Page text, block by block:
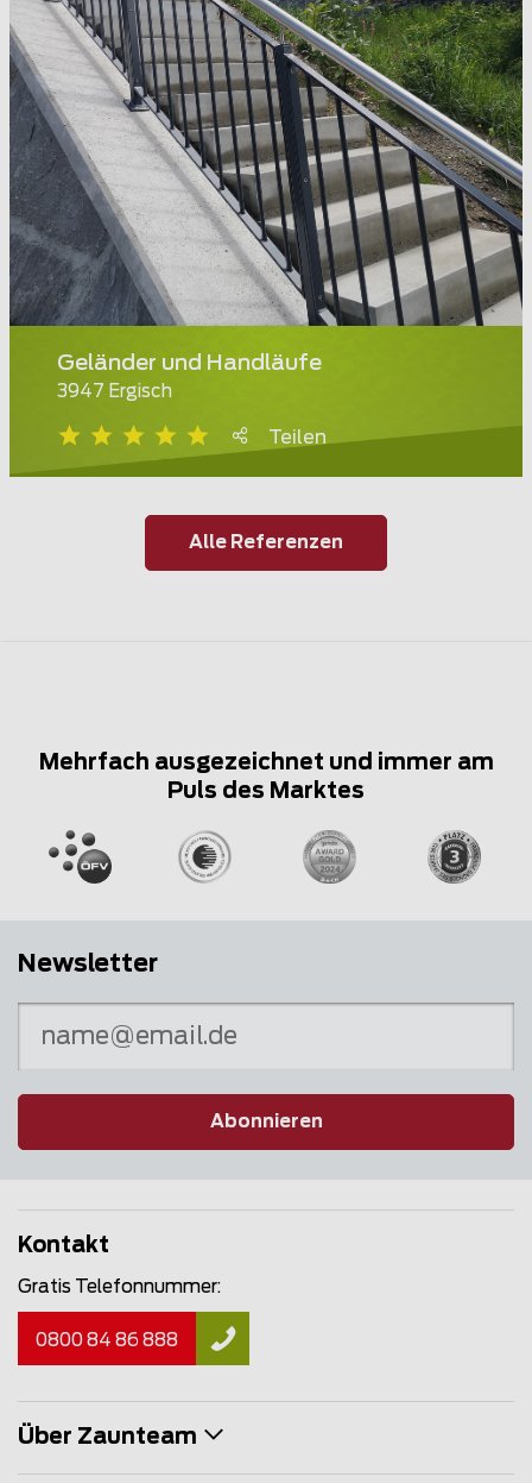
Geländer und Handläufe
3947 Ergisch
Teilen
Alle Referenzen
Mehrfach ausgezeichnet und immer am
Puls des Marktes
Newsletter
Abonnieren
Kontakt
Gratis Telefonnummer:
0800 84 86 888
Über Zaunteam